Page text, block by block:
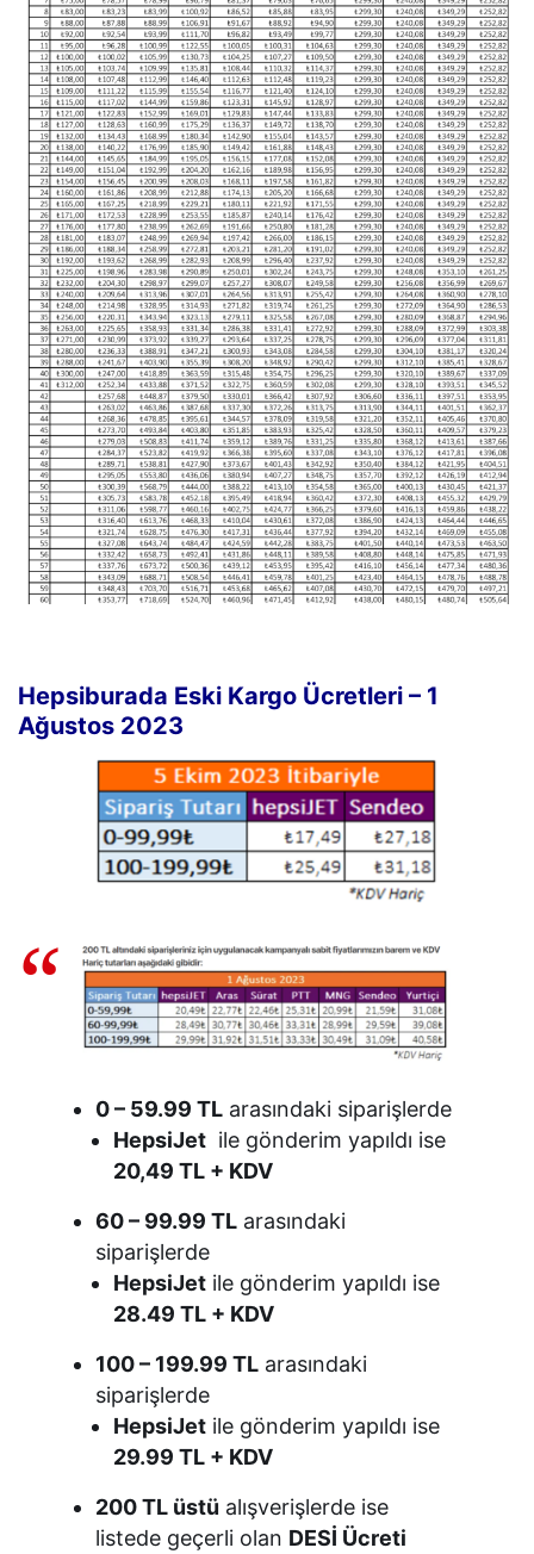
Hepsiburada Eski Kargo Ücretleri – 1
Ağustos 2023
0 – 59.99 TL arasındaki siparişlerde
HepsiJet ile gönderim yapıldı ise
20,49 TL + KDV
60 – 99.99 TL arasındaki
siparişlerde
HepsiJet ile gönderim yapıldı ise
28.49 TL + KDV
100 – 199.99 TL arasındaki
siparişlerde
HepsiJet ile gönderim yapıldı ise
29.99 TL + KDV
200 TL üstü alışverişlerde ise
listede geçerli olan DESİ Ücreti